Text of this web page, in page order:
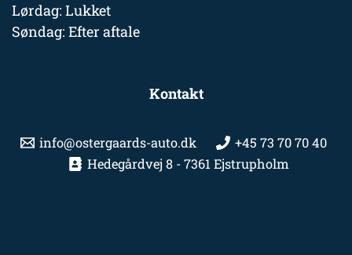
Lørdag: Lukket
Søndag: Efter aftale
Kontakt
info@ostergaards-auto.dk
+45 73 70 70 40
Hedegårdvej 8 - 7361 Ejstrupholm